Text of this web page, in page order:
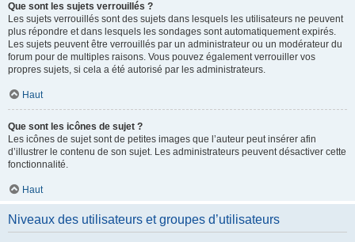
Que sont les sujets verrouillés ?
Les sujets verrouillés sont des sujets dans lesquels les utilisateurs ne peuvent
plus répondre et dans lesquels les sondages sont automatiquement expirés.
Les sujets peuvent être verrouillés par un administrateur ou un modérateur du
forum pour de multiples raisons. Vous pouvez également verrouiller vos
propres sujets, si cela a été autorisé par les administrateurs.
Haut
Que sont les icônes de sujet ?
Les icônes de sujet sont de petites images que l’auteur peut insérer afin
d’illustrer le contenu de son sujet. Les administrateurs peuvent désactiver cette
fonctionnalité.
Haut
Niveaux des utilisateurs et groupes d’utilisateurs